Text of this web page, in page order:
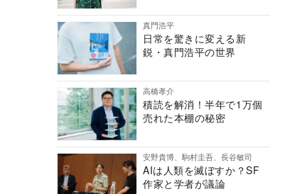
真門浩平
日常を驚きに変える新
鋭・真門浩平の世界
高橋孝介
積読を解消！半年で1万個
売れた本棚の秘密
安野貴博、駒村圭吾、長谷敏司
AIは人類を滅ぼすか？SF
作家と学者が議論